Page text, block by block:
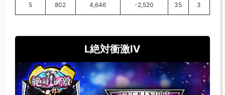
5 802 4,646 -2,520 35 3
L絶対衝激Ⅳ